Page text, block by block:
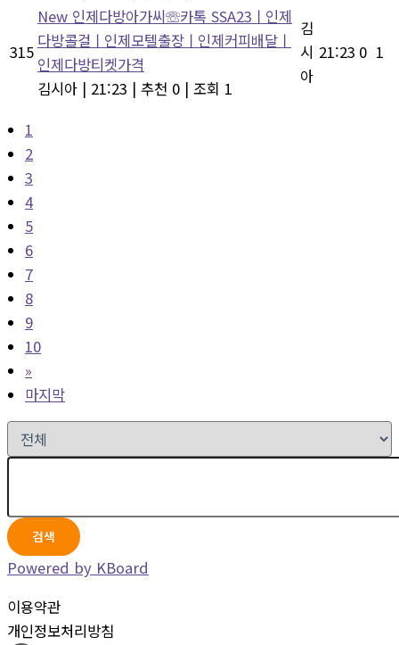
315
New 인제다방아가씨☏카톡 SSA23ㅣ인제
다방콜걸ㅣ인제모텔출장ㅣ인제커피배달ㅣ
인제다방티켓가격
김시아 | 21:23 | 추천 0 | 조회 1
김
시
아
21:23 0 1
1
2
3
4
5
6
7
8
9
10
»
마지막
검색
Powered by KBoard
이용약관
개인정보처리방침